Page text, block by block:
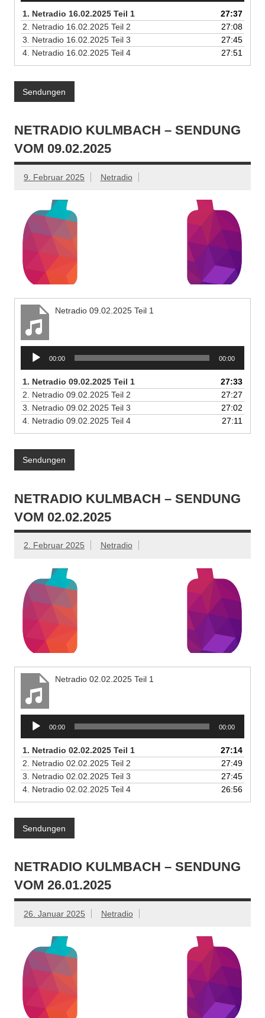
1. Netradio 16.02.2025 Teil 1
27:37
2. Netradio 16.02.2025 Teil 2
27:08
3. Netradio 16.02.2025 Teil 3
27:45
4. Netradio 16.02.2025 Teil 4 27:51
Sendungen
NETRADIO KULMBACH – SENDUNG
VOM 09.02.2025
9. Februar 2025 Netradio
Netradio 09.02.2025 Teil 1
Audio-
Player
00:00 00:00
1. Netradio 09.02.2025 Teil 1
27:33
2. Netradio 09.02.2025 Teil 2
27:27
3. Netradio 09.02.2025 Teil 3
27:02
4. Netradio 09.02.2025 Teil 4 27:11
Sendungen
NETRADIO KULMBACH – SENDUNG
VOM 02.02.2025
2. Februar 2025 Netradio
Netradio 02.02.2025 Teil 1
Audio-
Player
00:00 00:00
1. Netradio 02.02.2025 Teil 1
27:14
2. Netradio 02.02.2025 Teil 2
27:49
3. Netradio 02.02.2025 Teil 3
27:45
4. Netradio 02.02.2025 Teil 4 26:56
Sendungen
NETRADIO KULMBACH – SENDUNG
VOM 26.01.2025
26. Januar 2025 Netradio